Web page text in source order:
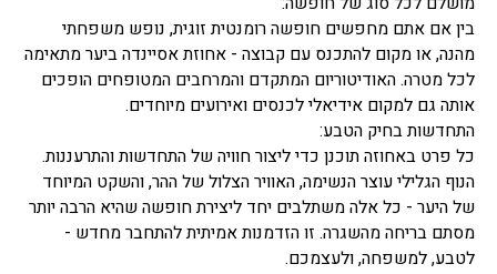
בין אם אתם מחפשים חופשה רומנטית זוגית, נופש משפחתי
מהנה, או מקום להתכנס עם קבוצה - אחוזת אסיינדה ביער מתאימה
לכל מטרה. האודיטוריום המתקדם והמרחבים המטופחים הופכים
אותה גם למקום אידיאלי לכנסים ואירועים מיוחדים.
התחדשות בחיק הטבע:
כל פרט באחוזה תוכנן כדי ליצור חוויה של התחדשות והתרעננות.
הנוף הגלילי עוצר הנשימה, האוויר הצלול של ההר, והשקט המיוחד
של היער - כל אלה משתלבים יחד ליצירת חופשה שהיא הרבה יותר
מסתם בריחה מהשגרה. זו הזדמנות אמיתית להתחבר מחדש -
לטבע, למשפחה, ולעצמכם.